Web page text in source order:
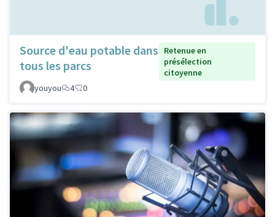
Source d'eau potable dans
tous les parcs
Retenue en
présélection
citoyenne
youyou
4 0